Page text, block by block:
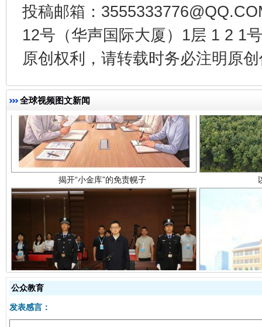
投稿邮箱：
12号（华声国际大厦）1层 1 2 1
原创权利，请转载时务必注明原
全球视频图文新闻
揭开“小金库”的免责幌子
受贿1.44亿！段成刚被判无期 从幼
公众教育
发表感言：